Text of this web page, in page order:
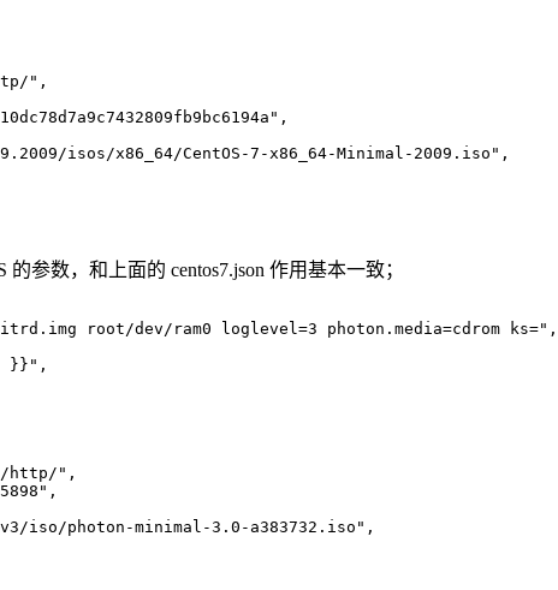
" ,
,
isos/x86_64/CentOS-7-x86_64-Minimal-2009.iso" ,
参数，和上面的 centos7.json 作用基本一致；
root/dev/ram0 loglevel=3 photon.media=cdrom ks=" ,
}}" ,
http/" ,
,
iso/photon-minimal-3.0-a383732.iso" ,